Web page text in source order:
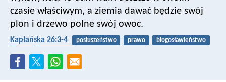
czasie właściwym, a ziemia dawać będzie swój
plon i drzewo polne swój owoc.
Kapłańska 26:3-4 posłuszeństwo prawo
błogosławieństwo